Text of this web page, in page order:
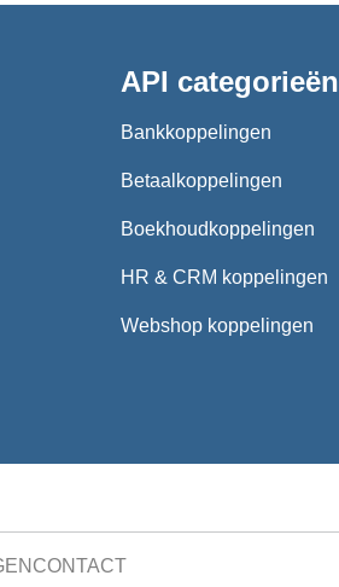
API categorieën
Bankkoppelingen
Betaalkoppelingen
Boekhoudkoppelingen
HR & CRM koppelingen
Webshop koppelingen
CONTACT